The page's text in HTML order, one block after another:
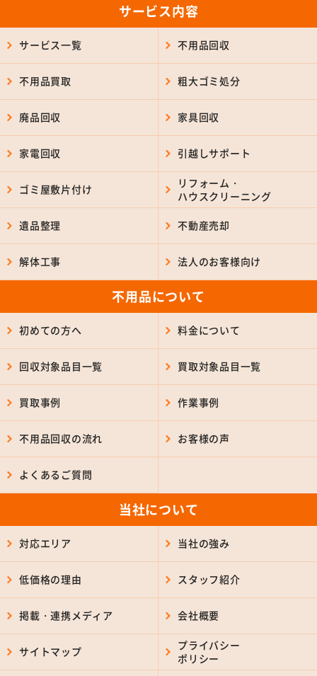
サービス内容
サービス一覧 不用品回収
不用品買取 粗大ゴミ処分
廃品回収 家具回収
家電回収 引越しサポート
ゴミ屋敷片付け
リフォーム・
ハウスクリーニング
遺品整理 不動産売却
解体工事 法人のお客様向け
不用品について
初めての方へ 料金について
回収対象品目一覧 買取対象品目一覧
買取事例 作業事例
不用品回収の流れ お客様の声
よくあるご質問
当社について
対応エリア 当社の強み
低価格の理由 スタッフ紹介
掲載・連携メディア 会社概要
サイトマップ
プライバシー
ポリシー